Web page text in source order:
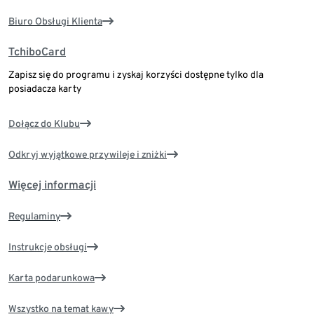
Biuro Obsługi Klienta
TchiboCard
Zapisz się do programu i zyskaj korzyści dostępne tylko dla
posiadacza karty
Dołącz do Klubu
Odkryj wyjątkowe przywileje i zniżki
Więcej informacji
Regulaminy
Instrukcje obsługi
Karta podarunkowa
Wszystko na temat kawy